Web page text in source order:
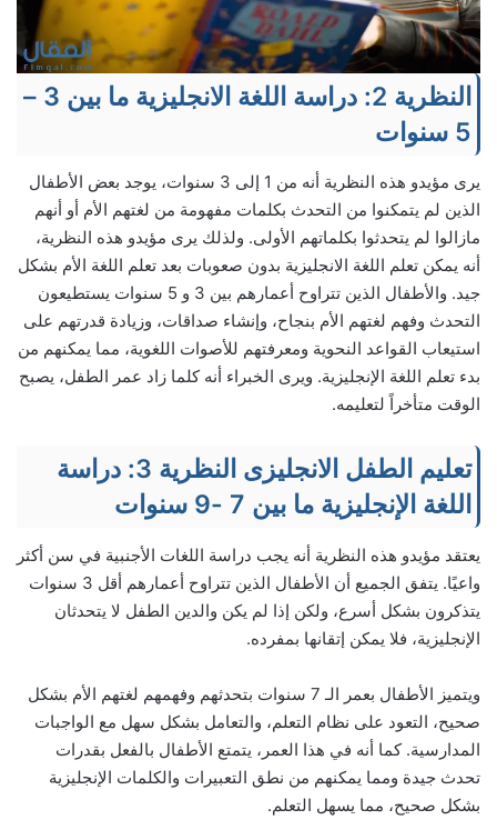
النظرية 2: دراسة اللغة الانجليزية ما بين 3 –
5 سنوات
يرى مؤيدو هذه النظرية أنه من 1 إلى 3 سنوات، يوجد بعض الأطفال
الذين لم يتمكنوا من التحدث بكلمات مفهومة من لغتهم الأم أو أنهم
مازالوا لم يتحدثوا بكلماتهم الأولى. ولذلك يرى مؤيدو هذه النظرية،
أنه يمكن تعلم اللغة الانجليزية بدون صعوبات بعد تعلم اللغة الأم بشكل
جيد. والأطفال الذين تتراوح أعمارهم بين 3 و 5 سنوات يستطيعون
التحدث وفهم لغتهم الأم بنجاح، وإنشاء صداقات، وزيادة قدرتهم على
استيعاب القواعد النحوية ومعرفتهم للأصوات اللغوية، مما يمكنهم من
بدء تعلم اللغة الإنجليزية. ويرى الخبراء أنه كلما زاد عمر الطفل، يصبح
الوقت متأخراً لتعليمه.
تعليم الطفل الانجليزى النظرية 3: دراسة
اللغة الإنجليزية ما بين 7 -9 سنوات
يعتقد مؤيدو هذه النظرية أنه يجب دراسة اللغات الأجنبية في سن أكثر
واعيًا. يتفق الجميع أن الأطفال الذين تتراوح أعمارهم أقل 3 سنوات
يتذكرون بشكل أسرع، ولكن إذا لم يكن والدين الطفل لا يتحدثان
الإنجليزية، فلا يمكن إتقانها بمفرده.
ويتميز الأطفال بعمر الـ 7 سنوات بتحدثهم وفهمهم لغتهم الأم بشكل
صحيح، التعود على نظام التعلم، والتعامل بشكل سهل مع الواجبات
المدارسية. كما أنه في هذا العمر، يتمتع الأطفال بالفعل بقدرات
تحدث جيدة ومما يمكنهم من نطق التعبيرات والكلمات الإنجليزية
بشكل صحيح، مما يسهل التعلم.